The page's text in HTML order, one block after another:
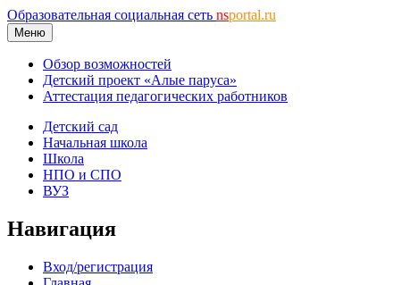
Образовательная социальная сеть nsportal.ru
Меню
Обзор возможностей
Детский проект «Алые паруса»
Аттестация педагогических работников
Детский сад
Начальная школа
Школа
НПО и СПО
ВУЗ
Навигация
Вход/регистрация